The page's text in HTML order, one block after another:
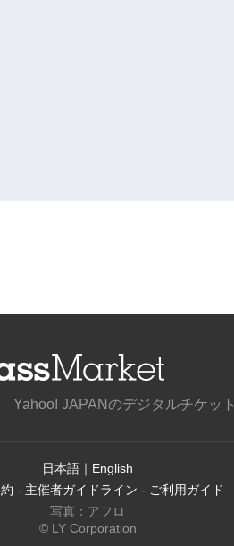
Yahoo! JAPANのデジタルチケット
日本語 ｜ English
- 主催者ガイドライン - ご利用ガイド -
写真：アフロ
© LY Corporation